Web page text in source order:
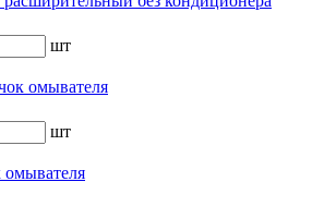
шт
омывателя
шт
омывателя